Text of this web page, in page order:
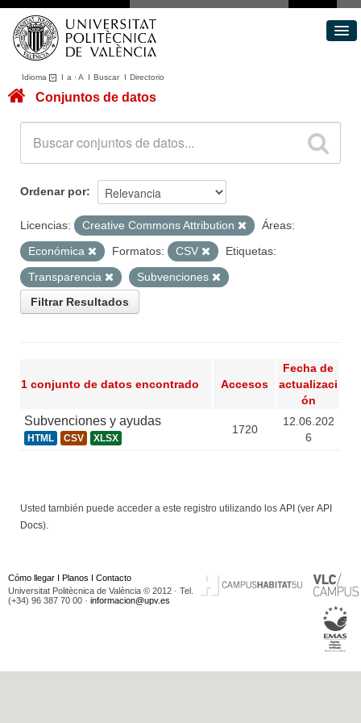
Idioma I a ·A I BuscarI Directorio
Conjuntos de datos
Acerca de
Portal de Transparencia
Conjuntos de datos
Ordenar por
Licencias: Creative Commons Attribution
Áreas:
Económica
Formatos: CSV
Etiquetas:
Transparencia
Subvenciones
Filtrar Resultados
1 conjunto de datos encontrado Accesos
Fecha de
actualizaci
ón
Subvenciones y ayudas
HTML CSV XLSX
1720
12.06.202
6
Usted también puede acceder a este registro utilizando los API (ver API
Docs).
Cómo llegar I Planos I Contacto
Universitat Politècnica de València © 2012 · Tel.
(+34) 96 387 70 00 · informacion@upv.es